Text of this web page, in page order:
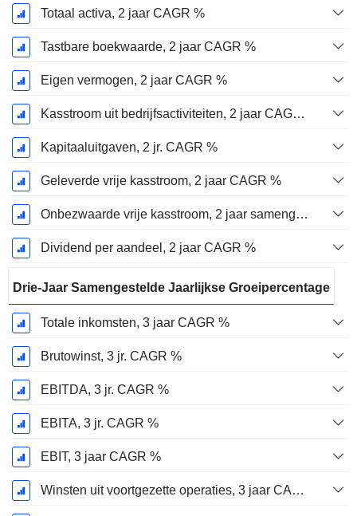
Totaal activa, 2 jaar CAGR %
Tastbare boekwaarde, 2 jaar CAGR %
Eigen vermogen, 2 jaar CAGR %
Kasstroom uit bedrijfsactiviteiten, 2 jaar CAGR %
Kapitaaluitgaven, 2 jr. CAGR %
Geleverde vrije kasstroom, 2 jaar CAGR %
Onbezwaarde vrije kasstroom, 2 jaar samengestelde jaarlijkse groeipercentage %
Dividend per aandeel, 2 jaar CAGR %
Drie-Jaar Samengestelde Jaarlijkse Groeipercentage
Totale inkomsten, 3 jaar CAGR %
Brutowinst, 3 jr. CAGR %
EBITDA, 3 jr. CAGR %
EBITA, 3 jr. CAGR %
EBIT, 3 jaar CAGR %
Winsten uit voortgezette operaties, 3 jaar CAGR %